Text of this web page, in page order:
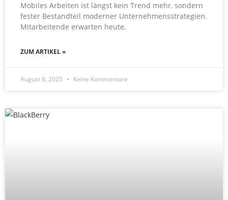
Mobiles Arbeiten ist längst kein Trend mehr, sondern
fester Bestandteil moderner Unternehmensstrategien.
Mitarbeitende erwarten heute,
ZUM ARTIKEL »
August 8, 2025 Keine Kommentare